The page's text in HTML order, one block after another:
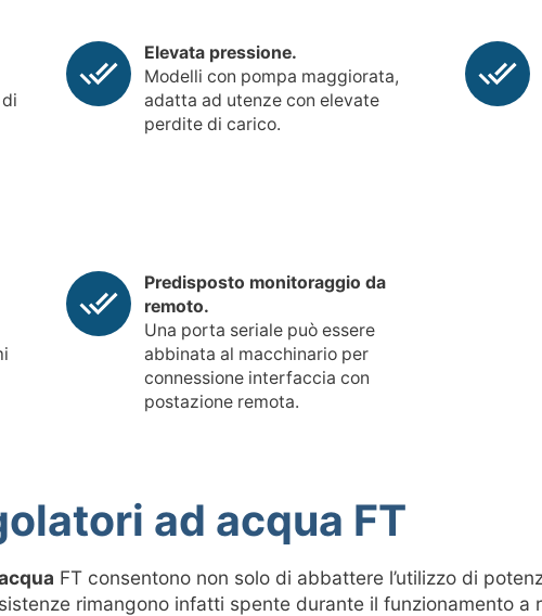
Elevata pressione.
Modelli con pompa maggiorata,
adatta ad utenze con elevate
perdite di carico.
Predisposto monitoraggio da
remoto.
Una porta seriale può essere
abbinata al macchinario per
connessione interfaccia con
postazione remota.
ad acqua FT
FT consentono non solo di abbattere l’utilizzo di
rimangono infatti spente durante il funzionamento a